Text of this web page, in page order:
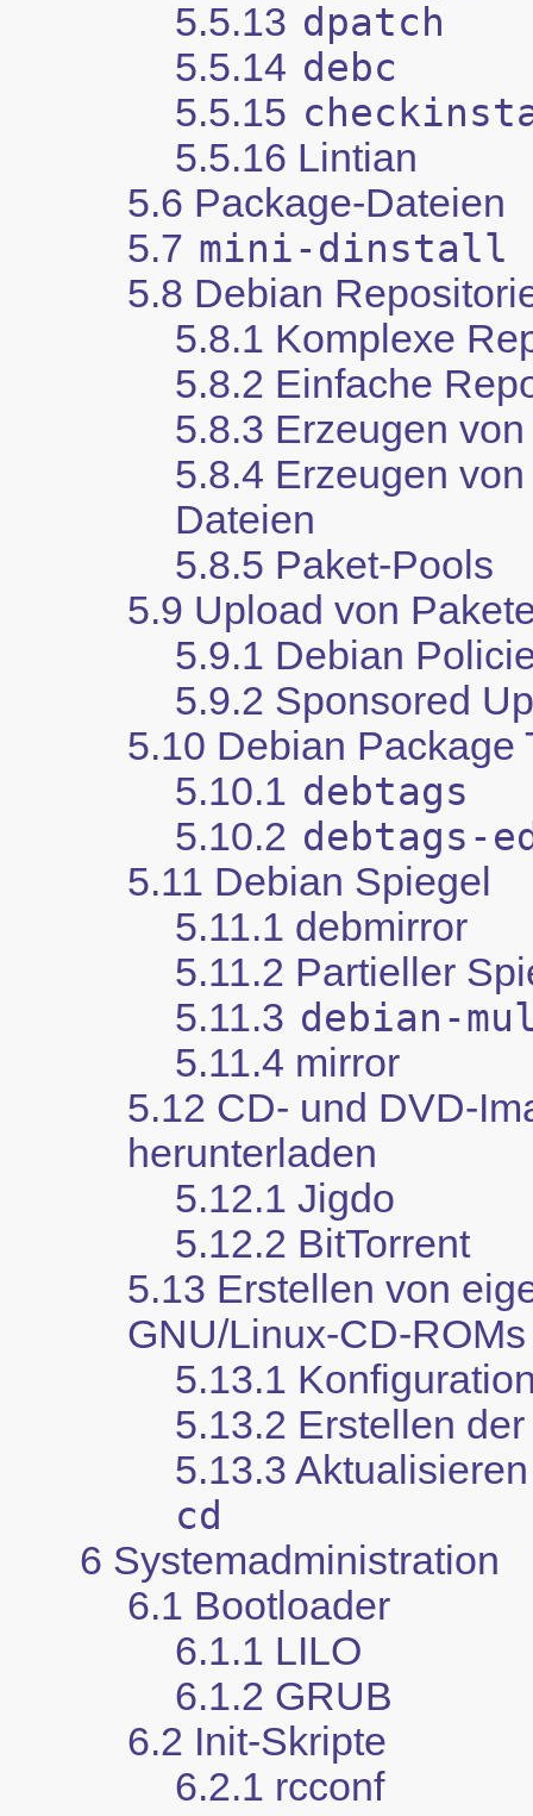
5.5.13 dpatch
5.5.14 debc
5.5.15
5.5.16 Lintian
5.6 Package-Dateien
5.7 mini-dinstall
5.8 Debian
5.8.1 Komplexe
5.8.2 Einfache
5.8.3 Erzeugen
5.8.4 Erzeugen
Dateien
5.8.5 Paket-Pools
5.9 Upload von
5.9.1 Debian
5.9.2 Sponsored
5.10 Debian Package
5.10.1 debtags
5.10.2 debtags-
5.11 Debian Spiegel
5.11.1 debmirror
5.11.2 Partieller
5.11.3 debian-
5.11.4 mirror
5.12 CD- und DVD-
herunterladen
5.12.1 Jigdo
5.12.2 BitTorrent
5.13 Erstellen von
GNU/Linux-CD-ROMs
5.13.1
5.13.2 Erstellen
5.13.3
cd
6 Systemadministration
6.1 Bootloader
6.1.1 LILO
6.1.2 GRUB
6.2 Init-Skripte
6.2.1 rcconf